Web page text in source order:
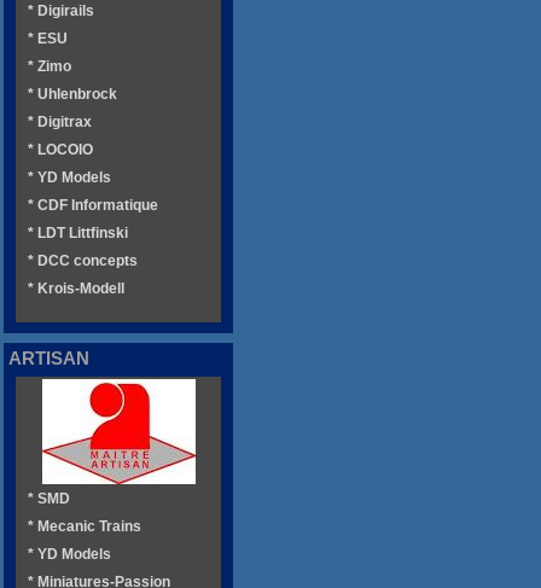
* Digirails
* ESU
* Zimo
* Uhlenbrock
* Digitrax
* LOCOIO
* YD Models
* CDF Informatique
* LDT Littfinski
* DCC concepts
* Krois-Modell
ARTISAN
* SMD
* Mecanic Trains
* YD Models
* Miniatures-Passion